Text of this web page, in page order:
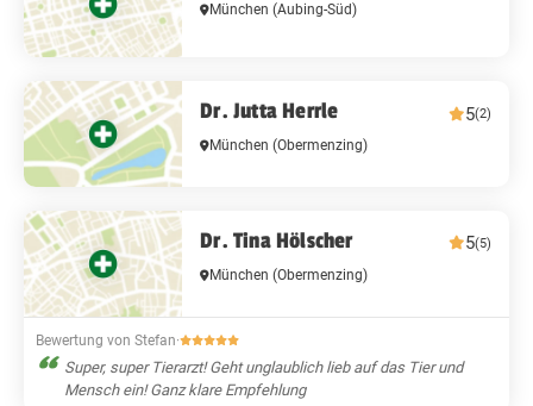
München(Aubing-Süd)
Dr. Jutta Herrle 5(2)
München(Obermenzing)
Dr. Tina Hölscher 5(5)
München(Obermenzing)
Bewertung von Stefan·
Super, super Tierarzt! Geht unglaublich lieb auf das Tier und
Mensch ein! Ganz klare Empfehlung